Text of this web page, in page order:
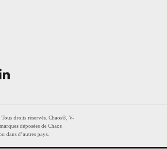
droits réservés. Chaos®, V-
déposées de Chaos
dans d’autres pays.